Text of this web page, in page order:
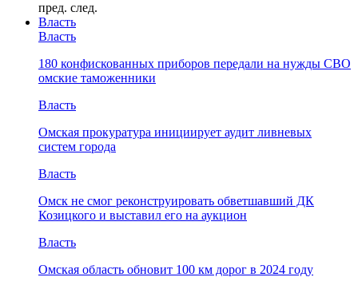
пред. след.
Власть
Власть
180 конфискованных приборов передали на нужды СВО
омские таможенники
Власть
Омская прокуратура инициирует аудит ливневых
систем города
Власть
Омск не смог реконструировать обветшавший ДК
Козицкого и выставил его на аукцион
Власть
Омская область обновит 100 км дорог в 2024 году